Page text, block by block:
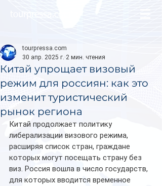
Китай упрощает визовый
режим для россиян: как это
изменит туристический
рынок региона
tourpressa.com
30 апр. 2025 г. 2 мин. чтения
Китай продолжает политику
либерализации визового режима,
расширяя список стран, граждане
которых могут посещать страну без
виз. Россия вошла в число государств,
для которых вводится временное